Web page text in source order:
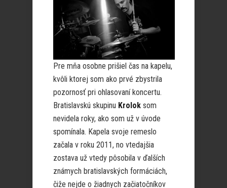
Pre mňa osobne prišiel čas na kapelu,
kvôli ktorej som ako prvé zbystrila
pozornosť pri ohlasovaní koncertu.
Bratislavskú skupinu Krolok som
nevidela roky, ako som už v úvode
spomínala. Kapela svoje remeslo
začala v roku 2011, no vtedajšia
zostava už vtedy pôsobila v ďalších
známych bratislavských formáciách,
čiže nejde o žiadnych začiatočníkov